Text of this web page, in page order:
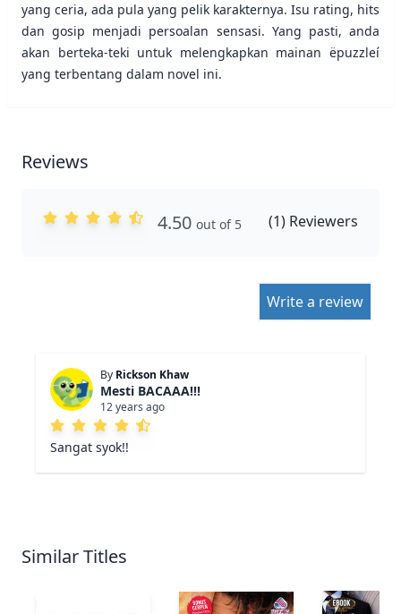
yang ceria, ada pula yang pelik karakternya. Isu rating, hits
dan gosip menjadi persoalan sensasi. Yang pasti, anda
akan berteka-teki untuk melengkapkan mainan ëpuzzleí
yang terbentang dalam novel ini.
Reviews
4.50 out of 5 (1) Reviewers
Write a review
By Rickson Khaw
Mesti BACAAA!!!
12 years ago
Sangat syok!!
Similar Titles